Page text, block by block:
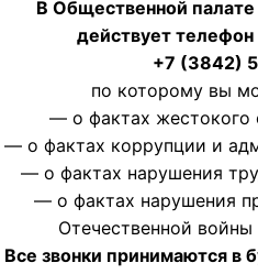
В Общественной
действует
+7 (3842)
по которому вы
— о фактах жестокого
— о фактах коррупции и
— о фактах нарушения
— о фактах нарушения
Отечественной
Все звонки принимаются в